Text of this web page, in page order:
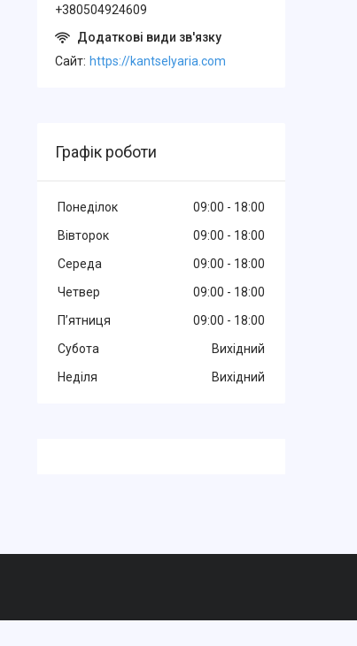
+380504924609
Cайт https://kantselyaria.com
Графік роботи
Понеділок 09:00
18:00
Вівторок
09:00
18:00
Середа
09:00
18:00
Четвер
09:00
18:00
Пʼятниця
09:00
18:00
Субота
Вихідний
Неділя
Вихідний